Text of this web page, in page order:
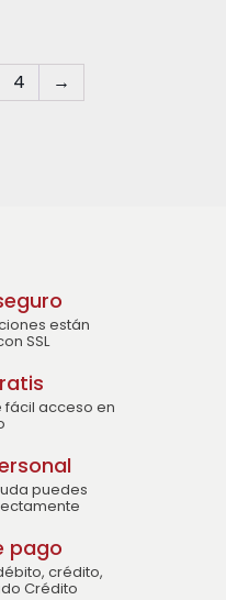
4 →
están
SSL
fácil acceso en
puedes
pago
crédito,
Crédito